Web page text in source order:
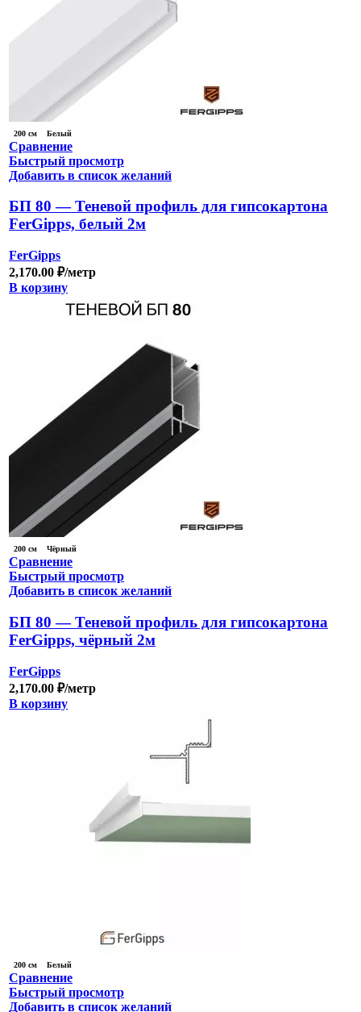
200 см Белый
Сравнение
Быстрый просмотр
Добавить в список желаний
БП 80 — Теневой профиль для гипсокартона
FerGipps, белый 2м
FerGipps
2,170.00 ₽/метр
В корзину
200 см Чёрный
Сравнение
Быстрый просмотр
Добавить в список желаний
БП 80 — Теневой профиль для гипсокартона
FerGipps, чёрный 2м
FerGipps
2,170.00 ₽/метр
В корзину
200 см Белый
Сравнение
Быстрый просмотр
Добавить в список желаний